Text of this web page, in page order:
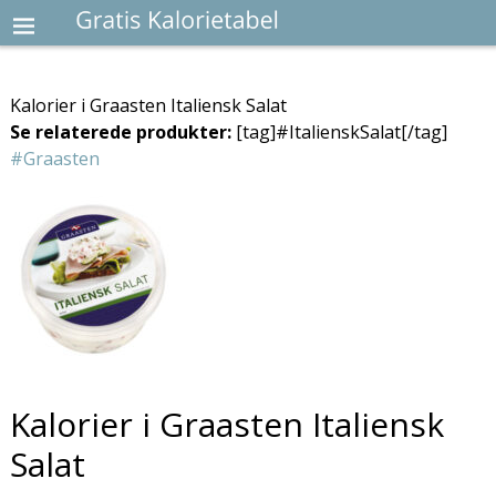
Kalorier i Graasten Italiensk Salat
Se relaterede produkter:[tag]#ItalienskSalat[/tag]
#Graasten
Kalorier i Graasten Italiensk
Salat